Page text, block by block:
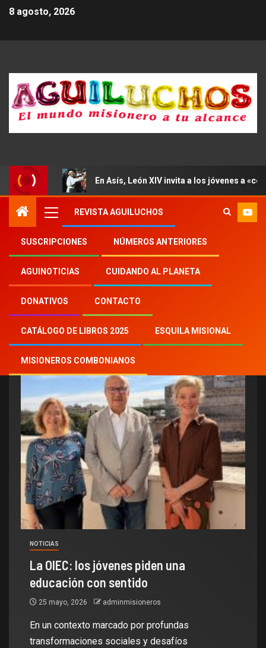
8 agosto, 2026
En Asís, León XIV invita a los jóvenes a
REVISTA AGUILUCHOS
SUSCRIPCIONES NÚMEROS ANTERIORES
AGUINOTICIAS CUIDANDO AL PLANETA
DONATIVOS CONTACTO
CATÁLOGO DE LIBROS 2025 ESQUILA MISIONAL
MISIONEROS COMBONIANOS
Inicio Aguinoticias OIEC
OIEC
NOTICIAS
La OIEC: los jóvenes piden una
educación con sentido
25 mayo, 2026 adminmisioneros
En un contexto marcado por profundas
transformaciones sociales y desafíos